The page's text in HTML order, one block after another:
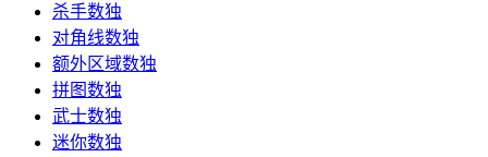
杀手数独
对角线数独
额外区域数独
拼图数独
武士数独
迷你数独